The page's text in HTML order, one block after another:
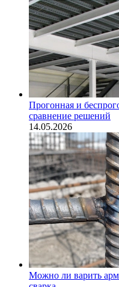
Прогонная и
сравнение решений
14.05.2026
Можно ли варить